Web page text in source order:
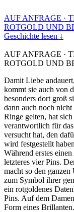
AUF ANFRAGE ·
ROTGOLD UND
Geschichte lesen ↓
AUF ANFRAGE ·
ROTGOLD UND
Damit Liebe
kommt sie auch von
besonders dort groß
dann auch noch nicht
Ringe gelten, hat
verantwortlich für
versucht hat, den
wird festgestellt
Während erstes
letzteres vier Pins.
macht so den
zum Symbol ihrer
ein rotgoldenes
Pins. Auf dem
Form eines Brillanten.